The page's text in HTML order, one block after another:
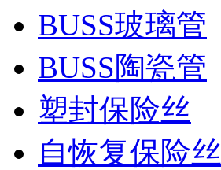
BUSS玻璃管
BUSS陶瓷管
塑封保险丝
自恢复保险丝